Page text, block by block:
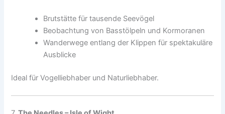
Brutstätte für tausende Seevögel
Beobachtung von Basstölpeln und Kormoranen
Wanderwege entlang der Klippen für spektakuläre
Ausblicke
Ideal für Vogelliebhaber und Naturliebhaber.